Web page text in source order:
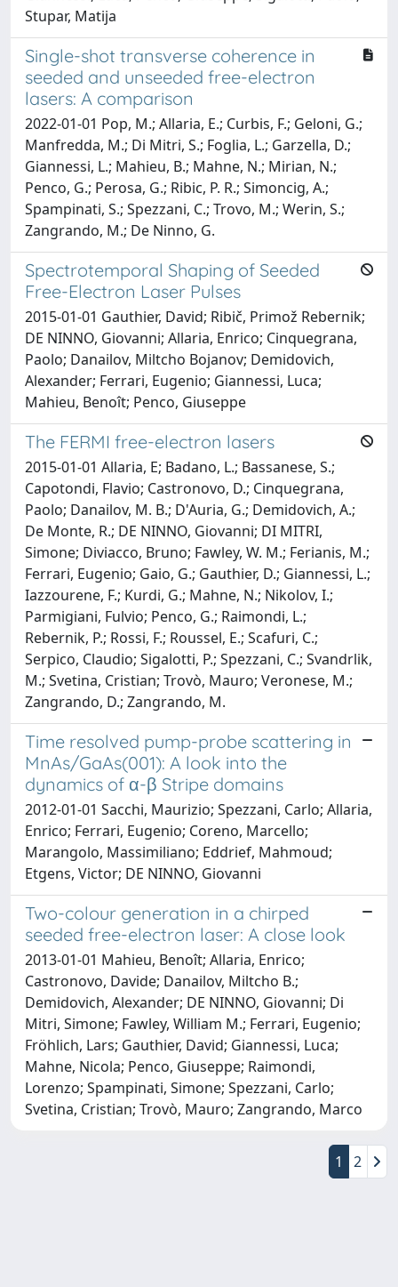
Stupar, Matija
Single-shot transverse coherence in
seeded and unseeded free-electron
lasers: A comparison
2022-01-01 Pop, M.; Allaria, E.; Curbis, F.; Geloni, G.;
Manfredda, M.; Di Mitri, S.; Foglia, L.; Garzella, D.;
Giannessi, L.; Mahieu, B.; Mahne, N.; Mirian, N.;
Penco, G.; Perosa, G.; Ribic, P. R.; Simoncig, A.;
Spampinati, S.; Spezzani, C.; Trovo, M.; Werin, S.;
Zangrando, M.; De Ninno, G.
Spectrotemporal Shaping of Seeded
Free-Electron Laser Pulses
2015-01-01 Gauthier, David; Ribič, Primož Rebernik;
DE NINNO, Giovanni; Allaria, Enrico; Cinquegrana,
Paolo; Danailov, Miltcho Bojanov; Demidovich,
Alexander; Ferrari, Eugenio; Giannessi, Luca;
Mahieu, Benoît; Penco, Giuseppe
The FERMI free-electron lasers
2015-01-01 Allaria, E; Badano, L.; Bassanese, S.;
Capotondi, Flavio; Castronovo, D.; Cinquegrana,
Paolo; Danailov, M. B.; D'Auria, G.; Demidovich, A.;
De Monte, R.; DE NINNO, Giovanni; DI MITRI,
Simone; Diviacco, Bruno; Fawley, W. M.; Ferianis, M.;
Ferrari, Eugenio; Gaio, G.; Gauthier, D.; Giannessi, L.;
Iazzourene, F.; Kurdi, G.; Mahne, N.; Nikolov, I.;
Parmigiani, Fulvio; Penco, G.; Raimondi, L.;
Rebernik, P.; Rossi, F.; Roussel, E.; Scafuri, C.;
Serpico, Claudio; Sigalotti, P.; Spezzani, C.; Svandrlik,
M.; Svetina, Cristian; Trovò, Mauro; Veronese, M.;
Zangrando, D.; Zangrando, M.
Time resolved pump-probe scattering in
MnAs/GaAs(001): A look into the
dynamics of α-β Stripe domains
2012-01-01 Sacchi, Maurizio; Spezzani, Carlo; Allaria,
Enrico; Ferrari, Eugenio; Coreno, Marcello;
Marangolo, Massimiliano; Eddrief, Mahmoud;
Etgens, Victor; DE NINNO, Giovanni
Two-colour generation in a chirped
seeded free-electron laser: A close look
2013-01-01 Mahieu, Benoît; Allaria, Enrico;
Castronovo, Davide; Danailov, Miltcho B.;
Demidovich, Alexander; DE NINNO, Giovanni; Di
Mitri, Simone; Fawley, William M.; Ferrari, Eugenio;
Fröhlich, Lars; Gauthier, David; Giannessi, Luca;
Mahne, Nicola; Penco, Giuseppe; Raimondi,
Lorenzo; Spampinati, Simone; Spezzani, Carlo;
Svetina, Cristian; Trovò, Mauro; Zangrando, Marco
1 2